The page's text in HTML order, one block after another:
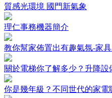
質感光環境 國門新氣象
理仁事務機器簡介
教你幫家佈置出有趣氣氛-家
關於電梯你了解多少？升降設
你是幾年級？不同世代的家電